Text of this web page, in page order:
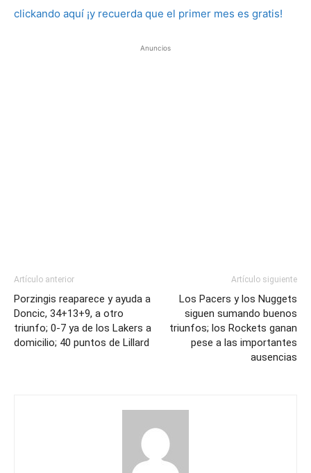
clickando aquí ¡y recuerda que el primer mes es gratis!
Anuncios
Artículo anterior
Porzingis reaparece y ayuda a
Doncic, 34+13+9, a otro
triunfo; 0-7 ya de los Lakers a
domicilio; 40 puntos de Lillard
Artículo siguiente
Los Pacers y los Nuggets
siguen sumando buenos
triunfos; los Rockets ganan
pese a las importantes
ausencias